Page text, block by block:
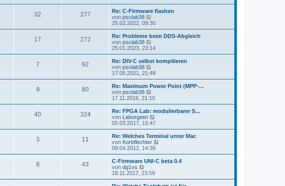
g
r
B
e
i
t
r
a
g
s
r
B
t
r
32 277
Re: C-Firmware flashen
von psclab38
e
u
e
t
r
B
e
i
r
g
25.02.2022, 09:30
17 272
Re: Probleme beim DDS-Abgleich
von psclab38
e
u
e
t
r
B
e
i
r
a
g
25.01.2023, 23:14
7 92
Re: DIV-C selbst kompilieren
von psclab38
e
u
e
t
B
e
i
r
a
g
17.05.2021, 21:48
9 80
Re: Maximum Power Point (MPP-…
von psclab38
e
u
e
s
t
B
e
i
r
g
17.11.2016, 21:10
40 324
Re: FPGA Lab: modulierbarer S…
von Laborgeist
e
u
e
s
t
r
B
05.03.2017, 15:47
3 11
Re: Welches Terminal unter Mac
von Korbflechter
u
e
09.04.2012, 14:39
8 43
C-Firmware UNI-C beta 0.4
von dg1vs
e
u
e
18.11.2017, 23:59